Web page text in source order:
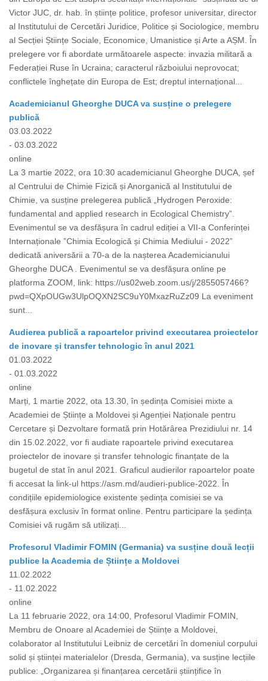
Victor JUC, dr. hab. în științe politice, profesor universitar, director
al Institutului de Cercetări Juridice, Politice și Sociologice, membru
al Secției Științe Sociale, Economice, Umanistice și Arte a AȘM. În
prelegere vor fi abordate următoarele aspecte: invazia militară a
Federației Ruse în Ucraina; caracterul războiului neprovocat;
conflictele înghețate din Europa de Est; dreptul internațional...
Academicianul Gheorghe DUCA va susține o prelegere
publică
03.03.2022
- 03.03.2022
online
La 3 martie 2022, ora 10:30 academicianul Gheorghe DUCA, șef
al Centrului de Chimie Fizică și Anorganică al Institutului de
Chimie, va susține prelegerea publică „Hydrogen Peroxide:
fundamental and applied research in Ecological Chemistry”.
Evenimentul se va desfășura în cadrul ediției a VII-a Conferinței
Internaționale ”Chimia Ecologică și Chimia Mediului - 2022”
dedicată aniversării a 70-a de la nașterea Academicianului
Gheorghe DUCA . Evenimentul se va desfășura online pe
platforma ZOOM, link: https://us02web.zoom.us/j/2855057466?
pwd=QXpOUGw3UlpOQXN2SC9uY0MxazRuZz09 La eveniment
sunt...
Audierea publică a rapoartelor privind executarea proiectelor
de inovare și transfer tehnologic în anul 2021
01.03.2022
- 01.03.2022
online
Marți, 1 martie 2022, ota 13.30, în ședința Comisiei mixte a
Academiei de Științe a Moldovei și Agenției Naționale pentru
Cercetare și Dezvoltare formată prin Hotărârea Prezidiului nr. 14
din 15.02.2022, vor fi audiate rapoartele privind executarea
proiectelor de inovare și transfer tehnologic finanțate de la
bugetul de stat în anul 2021. Graficul audierilor rapoartelor poate
fi accesat la link-ul https://asm.md/audieri-publice-2022. În
condițiile epidemiologice existente ședința comisiei se va
desfășura exclusiv în format online. Pentru participare la ședința
Comisiei vă rugăm să utilizați...
Profesorul Vladimir FOMIN (Germania) va susține două lecții
publice la Academia de Științe a Moldovei
11.02.2022
- 11.02.2022
online
La 11 februarie 2022, ora 14:00, Profesorul Vladimir FOMIN,
Membru de Onoare al Academiei de Științe a Moldovei,
colaborator al Institutului Leibniz de cercetări în domeniul corpului
solid și științei materialelor (Dresda, Germania), va susține lecțiile
publice: „Organizarea și finanțarea cercetării științifice în